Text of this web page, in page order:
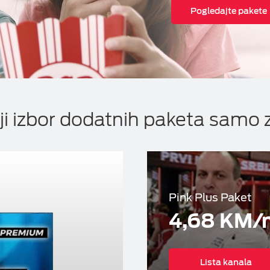
Pogledajte pakete
izbor dodatnih paketa samo
Pink Plus Paket
4,68 KM/
Lista kanala